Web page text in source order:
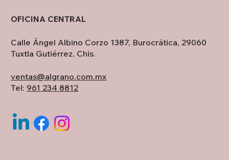
OFICINA CENTRAL
Calle Ángel Albino Corzo 1387, Burocrática, 29060
Tuxtla Gutiérrez, Chis.
ventas@algrano.com.mx
Tel: 961 234 8812